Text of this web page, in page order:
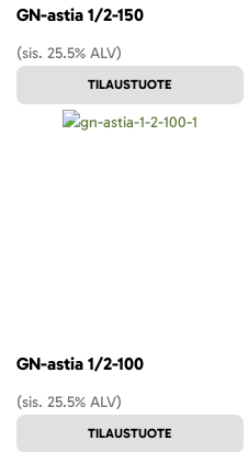
GN-astia 1/2-150
(sis. 25.5% ALV)
TILAUSTUOTE
GN-astia 1/2-100
(sis. 25.5% ALV)
TILAUSTUOTE